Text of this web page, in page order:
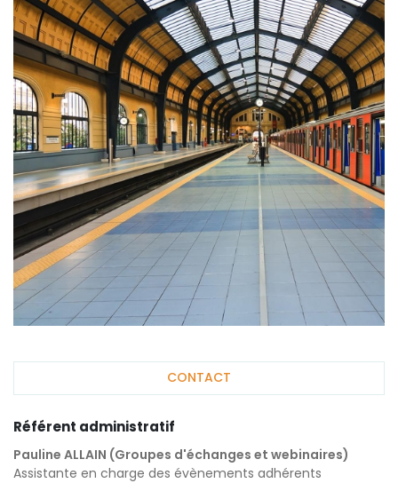
CONTACT
Référent administratif
Pauline ALLAIN (Groupes d'échanges et webinaires)
Assistante en charge des évènements adhérents